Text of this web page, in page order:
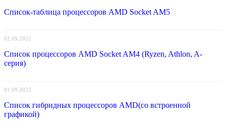
Список-таблица процессоров AMD Socket AM5
02.09.2022
Список процессоров AMD Socket AM4 (Ryzen, Athlon, A-
серия)
01.09.2022
Список гибридных процессоров AMD(со встроенной
графикой)